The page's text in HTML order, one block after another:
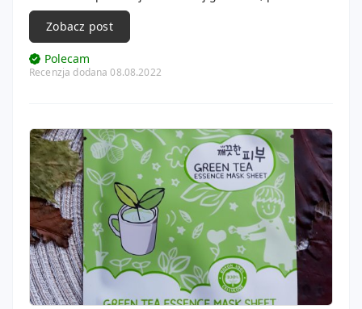
żadnych nadruków. Otwory na oczy i usta są dobrze
dopasowane, tkanina ładnie przylega do twarzy i jest
mocno nasączona odżywczą esencją.
Po aplikacji maseczki skóra była gładka i miękka w
dotyku, wyglądała na zdrową i wypoczętą.
Zobacz post
Polecam
Recenzja dodana 08.08.2022